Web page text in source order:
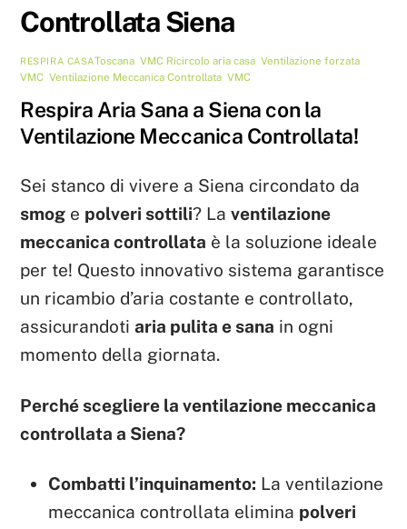
Controllata Siena
RESPIRA CASAToscana, VMC Ricircolo aria casa, Ventilazione forzata
VMC ,Ventilazione Meccanica Controllata ,VMC
Respira Aria Sana a Siena con la
Ventilazione Meccanica Controllata!
Sei stanco di vivere a Siena circondato da
smog e polveri sottili? Laventilazione
meccanica controllata è la soluzione ideale
per te! Questo innovativo sistema garantisce
un ricambio d’aria costante e controllato,
assicurandotiaria pulita e sana in ogni
momento della giornata.
Perché scegliere la ventilazione meccanica
controllata a Siena?
Combatti l’inquinamento: La ventilazione
meccanica controllata elimina polveri